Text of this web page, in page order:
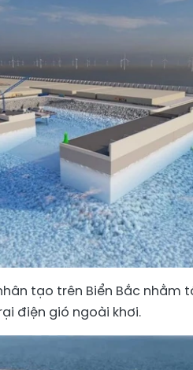
tạo trên Biển Bắc nhằm
điện gió ngoài khơi.